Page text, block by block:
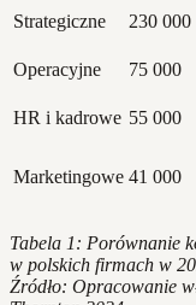
Strategiczne 230 000
Operacyjne
75 000
HR i kadrowe 55 000
Marketingowe 41 000
Tabela 1: Porównanie
w polskich firmach w
Źródło: Opracowanie